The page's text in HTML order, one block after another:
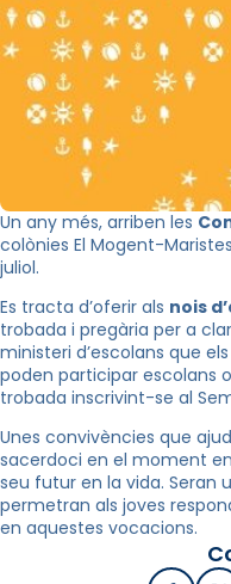
Un any més, arriben les
colònies El Mogent-
juliol.
Es tracta d’oferir als nois
trobada i pregària per a
ministeri d’escolans que
poden participar escolans
trobada inscrivint-se al
Unes convivències que
sacerdoci en el moment
seu futur en la vida. Seran
permetran als joves
en aquestes vocacions.